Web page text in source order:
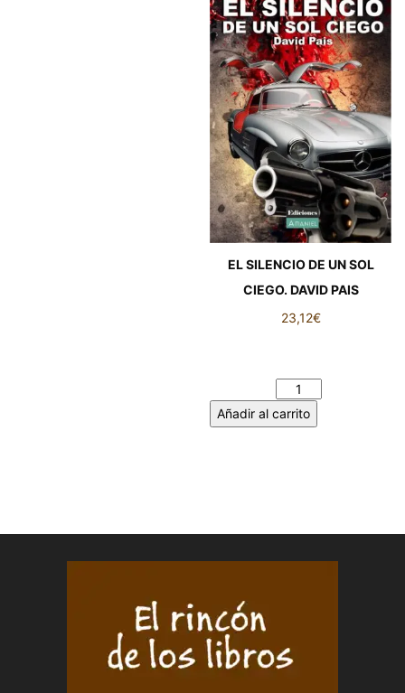
EL SILENCIO DE UN SOL
CIEGO. DAVID PAIS
23,12€
Añadir al carrito